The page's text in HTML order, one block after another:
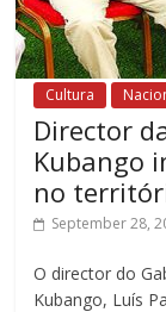
Cultura
Director
Kubango
no
September 28,
O director do
Kubango, Luís